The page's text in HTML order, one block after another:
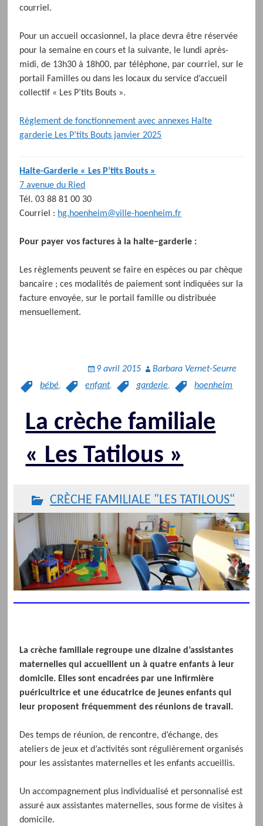
courriel.
Pour un accueil occasionnel, la place devra être réservée
pour la semaine en cours et la suivante, le lundi après-
midi, de 13h30 à 18h00, par téléphone, par courriel, sur le
portail Familles ou dans les locaux du service d’accueil
collectif « Les P’tits Bouts ».
Règlement de fonctionnement avec annexes Halte
garderie Les P’tits Bouts janvier 2025
Halte-Garderie « Les P’tits Bouts »
7 avenue du Ried
Tél. 03 88 81 00 30
Courriel : hg.hoenheim@ville-hoenheim.fr
Pour payer vos factures à la halte–garderie :
Les règlements peuvent se faire en espèces ou par chèque
bancaire ; ces modalités de paiement sont indiquées sur la
facture envoyée, sur le portail famille ou distribuée
mensuellement.
9 avril 2015
Barbara Vernet-Seurre
bébé, enfant, garderie, hoenheim
La crèche familiale
« Les Tatilous »
CRÈCHE FAMILIALE "LES TATILOUS"
La crèche familiale regroupe une dizaine d’assistantes
maternelles qui accueillent un à quatre enfants à leur
domicile. Elles sont encadrées par une infirmière
puéricultrice et une éducatrice de jeunes enfants qui
leur proposent fréquemment des réunions de travail.
Des temps de réunion, de rencontre, d’échange, des
ateliers de jeux et d’activités sont régulièrement organisés
pour les assistantes maternelles et les enfants accueillis.
Un accompagnement plus individualisé et personnalisé est
assuré aux assistantes maternelles, sous forme de visites à
domicile.